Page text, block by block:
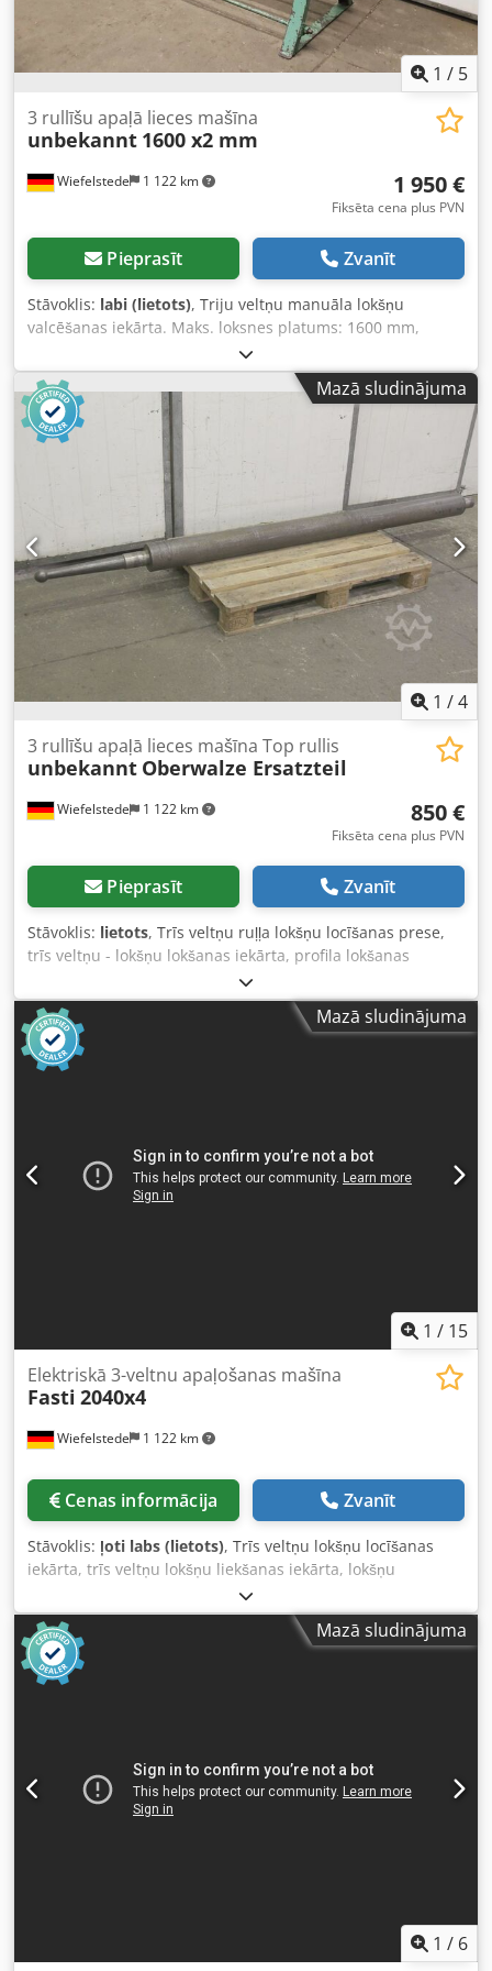
1 / 5
Wiefelstede 1 122 km
3 rullīšu apaļā lieces mašīna
unbekannt 1600 x2 mm
1 950 €
Fiksēta cena plus PVN
Pieprasīt Zvanīt
Stāvoklis: labi (lietots), Triju veltņu manuāla lokšņu
valcēšanas iekārta. Maks. loksnes platums: 1600 mm,
maks. loksnes biezums: 2 mm, veltņa diametrs: 90 mm.
Izmēri: 2000/1125/H1370 mm, svars: 405 kg. Dcedpfx Aljx Ir
Dwjrjk
Mazā sludinājuma
1 /4
Wiefelstede 1 122 km
3 rullīšu apaļā lieces mašīna Top rullis
unbekannt Oberwalze Ersatzteil
850 €
Fiksēta cena plus PVN
Pieprasīt Zvanīt
Stāvoklis: lietots, Trīs veltņu ruļļa lokšņu locīšanas prese,
trīs veltņu - lokšņu lokšanas iekārta, profila lokšanas
iekārta, trīs veltņu metālapstrādes mašīna, veltņu lokšņu
locītājs, trīs veltņu veltņu lokšanas prese - Rezerves daļa:
augšējais veltnis - Zīmējums attēlos - Maksimālais lokšņu
platums: 2060 mm - Maksimālais lokšņu biezums: mm
(precizējams) - Veltņa diametrs: 141 mm - Gultņa diametrs:
Mazā sludinājuma
1 / 15
Wiefelstede 1 122 km
Elektriskā 3-veltnu apaļošanas mašīna
Fasti 2040x4
Cenas informācija Zvanīt
Stāvoklis: ļoti labs (lietots), Trīs veltņu lokšņu locīšanas
iekārta, trīs veltņu lokšņu liekšanas iekārta, lokšņu
liekšanas mašīna, lokšņu apaļošanas mašīna, 3 veltņu
apaļošanas mašīna, profilu liekšanas mašīna, trīs veltņu
lokšņu velmēšanas iekārta, manuāla apaļošanas mašīna -
Apaļošanas mašīna: 3 veltņu apaļošanas mašīna, elektriska
piedziņa Dcjdpfxeywzlpe Alrjk -Liekšanas regulēšana:
Mazā sludinājuma
1 / 6